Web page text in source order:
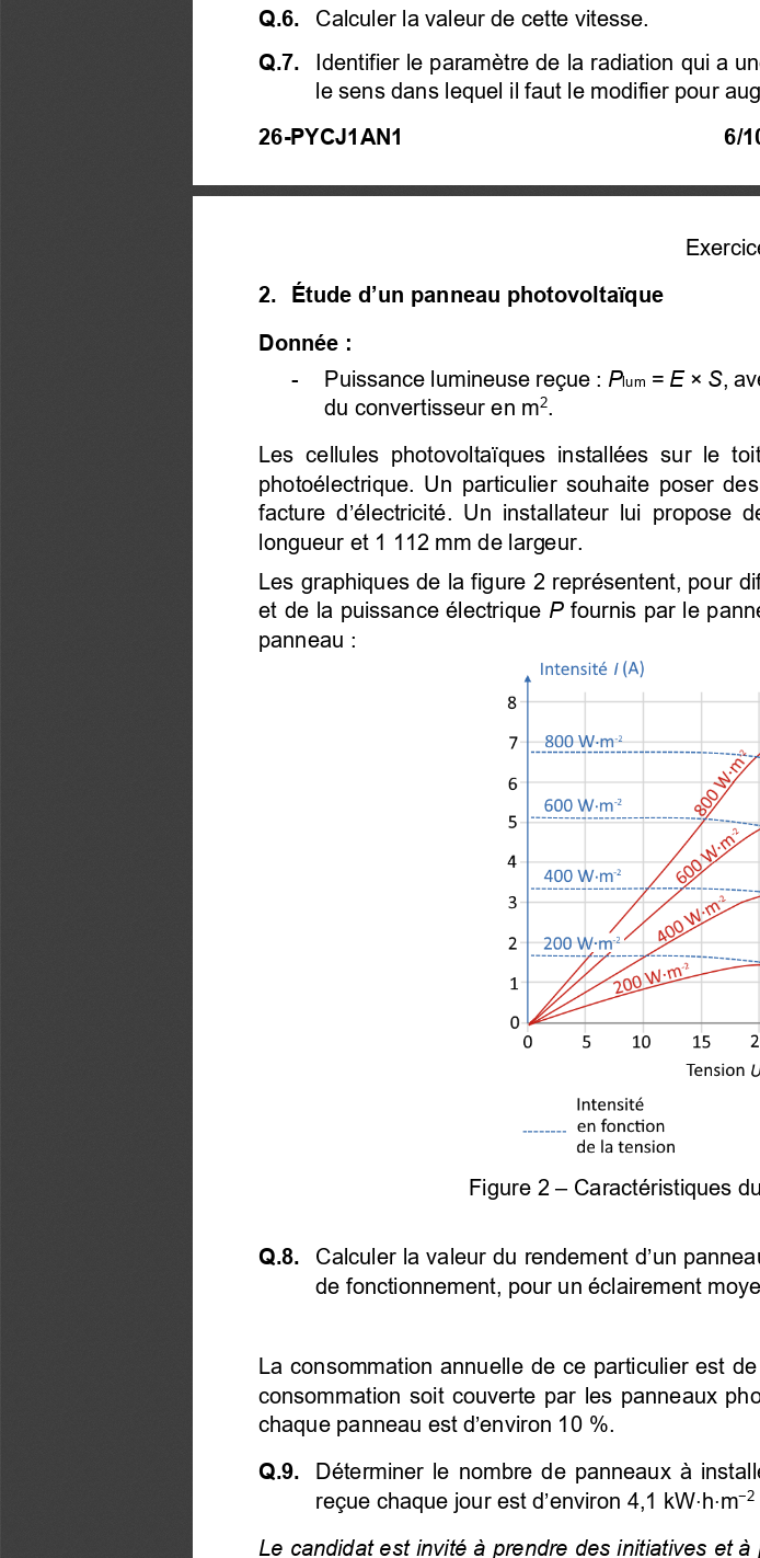
26-PYCJ1AN1 6/
Q.6.
  Calculer la valeur de cette vitesse.
Q.7.
Identifier le paramètre de la radiation qui a
le sens dans lequel il faut le modifier pour
2.
Étude d’un panneau photovoltaïque
Donnée :
-    Puissance lumineuse reçue : Plum = E × S,
du convertisseur en m2.
Les cellules photovoltaïques installées sur le
photoélectrique.  Un  particulier  souhaite  poser
facture d’électricité. Un installateur lui propose
longueur et 1 112 mm de largeur.
Les graphiques de la figure 2 représentent, pour
et de la puissance électrique P fournis par le
panneau :
Figure 2 – Caractéristiques
Q.8.
  Calculer la valeur du
rendement d’un
de fonctionnement, pour un éclairement
La consommation annuelle de ce particulier est
consommation  soit  couverte  par  les  panneaux
chaque panneau est d’environ 10 %.
Q.9.
Déterminer le nombre de panneaux à
reçue chaque jour est d’environ 4,1 kW⋅h⋅m−2
Le candidat est invité à prendre des initiatives et